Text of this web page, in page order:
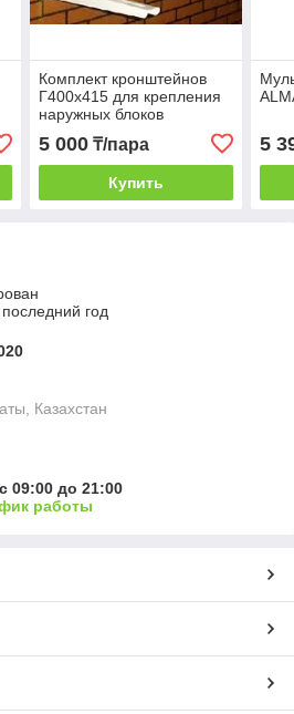
Комплект кронштейнов
Г400х415 для крепления
наружных блоков
кондиционера
5 000₸/пара
Купить
5
год
Казахстан
09:00 до 21:00
работы